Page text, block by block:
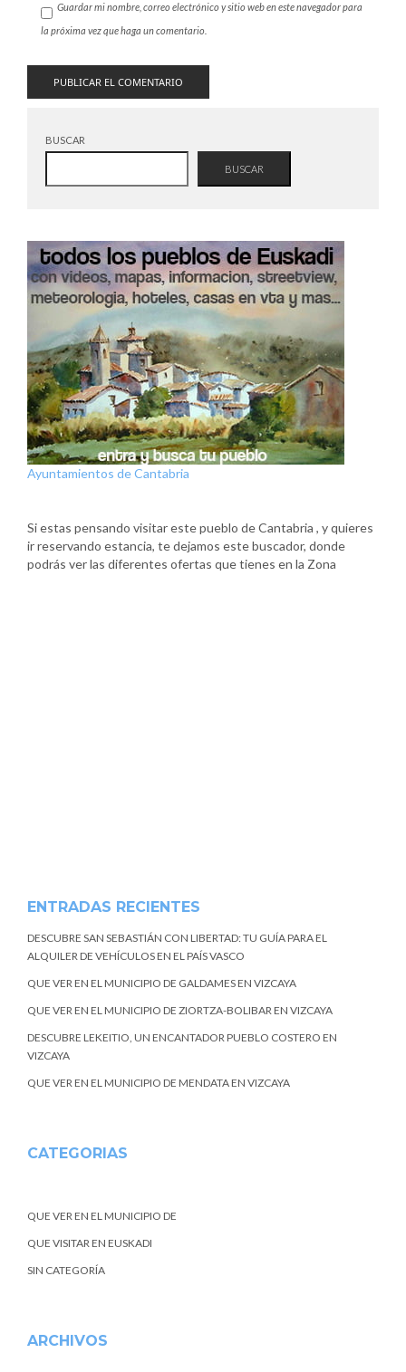
Guardar mi nombre, correo electrónico y sitio web en este navegador para
la próxima vez que haga un comentario.
BUSCAR
BUSCAR
Ayuntamientos de Cantabria
Si estas pensando visitar este pueblo de Cantabria , y quieres
ir reservando estancia, te dejamos este buscador, donde
podrás ver las diferentes ofertas que tienes en la Zona
ENTRADAS RECIENTES
DESCUBRE SAN SEBASTIÁN CON LIBERTAD: TU GUÍA PARA EL
ALQUILER DE VEHÍCULOS EN EL PAÍS VASCO
QUE VER EN EL MUNICIPIO DE GALDAMES EN VIZCAYA
QUE VER EN EL MUNICIPIO DE ZIORTZA-BOLIBAR EN VIZCAYA
DESCUBRE LEKEITIO, UN ENCANTADOR PUEBLO COSTERO EN
VIZCAYA
QUE VER EN EL MUNICIPIO DE MENDATA EN VIZCAYA
CATEGORIAS
QUE VER EN EL MUNICIPIO DE
QUE VISITAR EN EUSKADI
SIN CATEGORÍA
ARCHIVOS